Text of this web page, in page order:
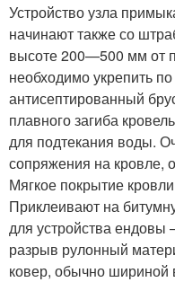
Устройство узла
начинают также со
высоте 200—500 мм от
необходимо укрепить
антисептированный
плавного загиба
для подтекания воды.
сопряжения на кровле,
Мягкое покрытие
Приклеивают на
для устройства
разрыв рулонный
ковер, обычно шириной